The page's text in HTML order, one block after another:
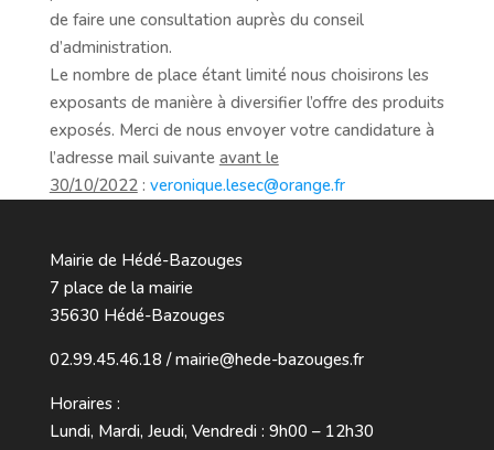
de faire une consultation auprès du conseil
d’administration.
Le nombre de place étant limité nous choisirons les
exposants de manière à diversifier l’offre des produits
exposés. Merci de nous envoyer votre candidature à
l’adresse mail suivante avant le
30/10/2022: veronique.lesec@orange.fr
Mairie de Hédé-Bazouges
7 place de la mairie
35630 Hédé-Bazouges
02.99.45.46.18 / mairie@hede-bazouges.fr
Horaires :
Lundi, Mardi, Jeudi, Vendredi : 9h00 – 12h30